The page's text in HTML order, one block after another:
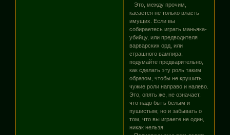
Это, между прочим,
касается не только власть
имущих. Если вы
собираетесь играть маньяка-
убийцу, или предводителя
варварских орд, или
страшного вампира,
подумайте предварительно,
как сделать эту роль таким
образом, чтобы не крушить
чужие роли направо и налево.
Это, опять же, не означает,
что надо быть белым и
пушистым; но и забывать о
том, что вы играете не один,
никак нельзя.